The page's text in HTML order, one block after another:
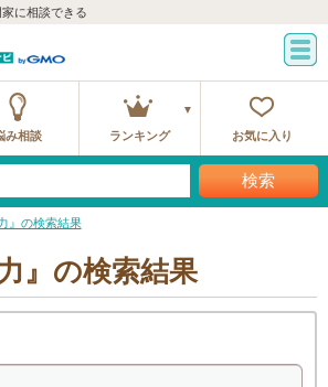
に相談できる
み相談 ランキング お気に入り
検索
』の検索結果
力』の検索結果